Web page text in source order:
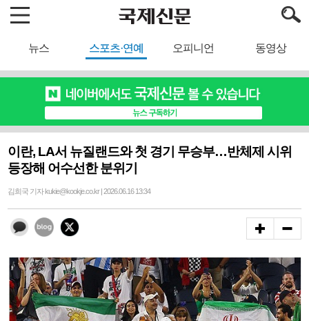
뉴스 스포츠·연예 오피니언 동영상
이란, LA서 뉴질랜드와 첫 경기 무승부…반체제 시위
등장해 어수선한 분위기
김희국 기자 kukie@kookje.co.kr | 2026.06.16 13:34